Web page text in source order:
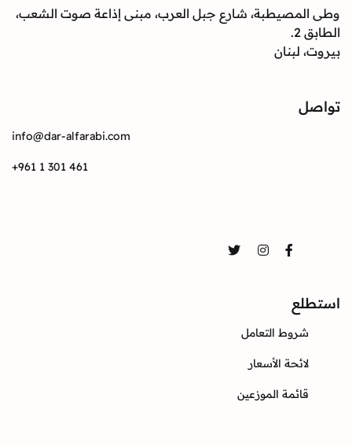
وطى المصيطبة، شارع جبل العرب، مبنى إذاعة صوت الشعب،
الطابق 2.
بيروت، لبنان
تواصل
info@dar-alfarabi.com
+961 1 301 461
Facebook
Instagram
Twitter
استطلع
شروط التعامل
لائحة الأسعار
قائمة الموزعين